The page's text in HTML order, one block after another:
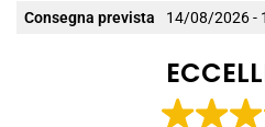
Consegna prevista 14/08/2026 -